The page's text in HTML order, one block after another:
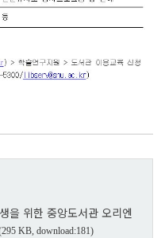
을 위한 중앙도서관 오리엔
KB, download:181)